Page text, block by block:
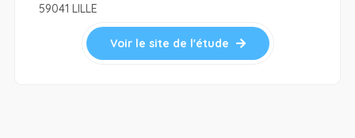
59041 LILLE
Voir le site de l'étude